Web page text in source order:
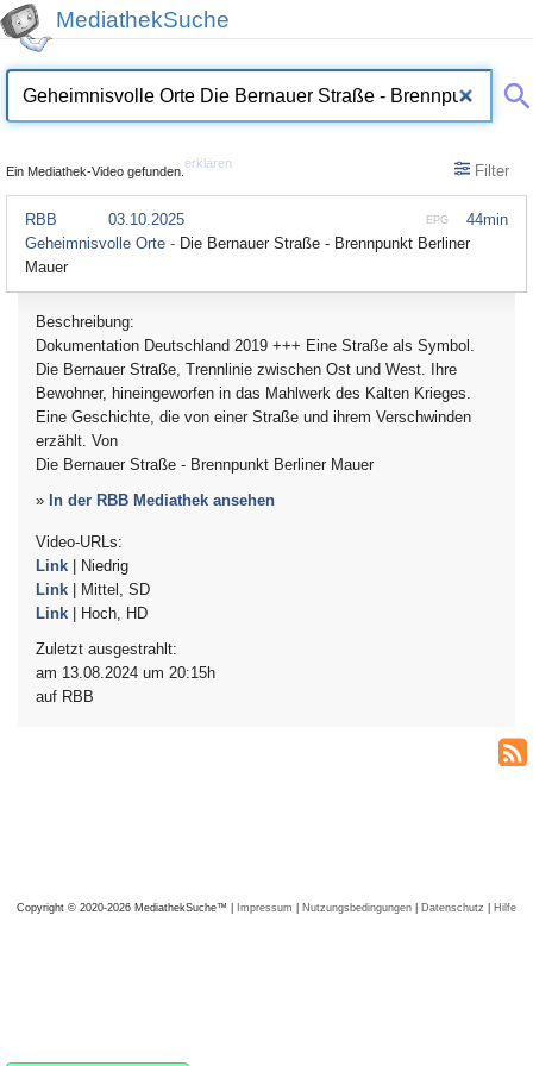
MediathekSuche
Ein Mediathek-Video gefunden.
erklären Filter
44min
EPG
RBB
03.10.2025
Geheimnisvolle Orte - Die Bernauer Straße - Brennpunkt Berliner
Mauer
Beschreibung:
Dokumentation Deutschland 2019 +++ Eine Straße als Symbol.
Die Bernauer Straße, Trennlinie zwischen Ost und West. Ihre
Bewohner, hineingeworfen in das Mahlwerk des Kalten Krieges.
Eine Geschichte, die von einer Straße und ihrem Verschwinden
erzählt. Von
Die Bernauer Straße - Brennpunkt Berliner Mauer
» In der RBB Mediathek ansehen
Video-URLs:
Link | Niedrig
Link | Mittel, SD
Link | Hoch, HD
Zuletzt ausgestrahlt:
am 13.08.2024 um 20:15h
auf RBB
Copyright © 2020-2026 MediathekSuche™ | Impressum | Nutzungsbedingungen | Datenschutz | Hilfe